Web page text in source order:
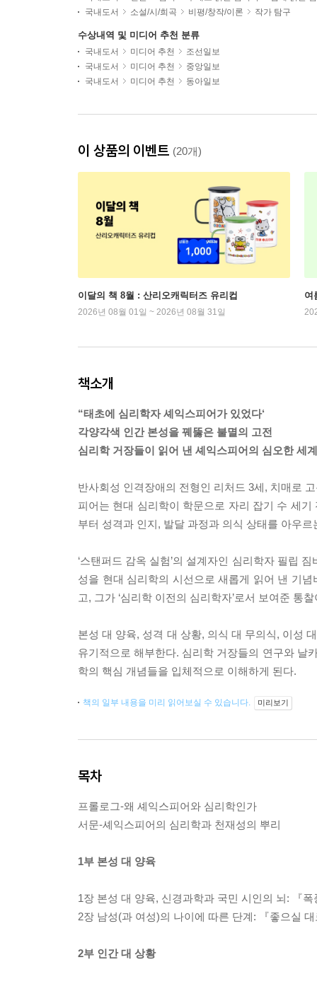
국내도서
소설/시/희곡 비평/창작/이론 작가 탐구
수상내역 및 미디어 추천 분류
국내도서 미디어 추천
조선일보
국내도서
미디어 추천
중앙일보
국내도서
미디어 추천 동아일보
이 상품의 이벤트 (20개)
이달의 책 8월 : 산리오캐릭터즈 유리컵
2026년 08월 01일 ~ 2026년 08월 31일
여
책소개
“태초에 심리학자 셰익스피어가 있었다‘
각양각색 인간 본성을 꿰뚫은 불멸의 고전
심리학 거장들이 읽어 낸 셰익스피어의 심오한 세계
반사회성 인격장애의 전형인 리처드 3세, 치매로
피어는 현대 심리학이 학문으로 자리 잡기 수 세
부터 성격과 인지, 발달 과정과 의식 상태를 아우
‘스탠퍼드 감옥 실험’의 설계자인 심리학자 필립
성을 현대 심리학의 시선으로 새롭게 읽어 낸 기
고, 그가 ‘심리학 이전의 심리학자’로서 보여준 통
본성 대 양육, 성격 대 상황, 의식 대 무의식, 이성
유기적으로 해부한다. 심리학 거장들의 연구와 날
학의 핵심 개념들을 입체적으로 이해하게 된다.
책의 일부 내용을 미리 읽어보실 수 있습니다. 미리보기
목차
프롤로그-왜 셰익스피어와 심리학인가
서문-셰익스피어의 심리학과 천재성의 뿌리
1부 본성 대 양육
1장 본성 대 양육, 신경과학과 국민 시인의 뇌: 『폭
2장 남성(과 여성)의 나이에 따른 단계: 『좋으실
2부 인간 대 상황